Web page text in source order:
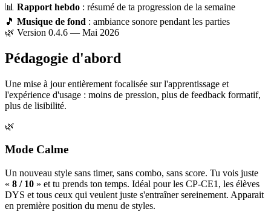
📊 Rapport hebdo : résumé de ta progression de la semaine
🎵 Musique de fond : ambiance sonore pendant les parties
🌿 Version 0.4.6 — Mai 2026
Pédagogie d'abord
Une mise à jour entièrement focalisée sur l'apprentissage et
l'expérience d'usage : moins de pression, plus de feedback formatif,
plus de lisibilité.
🌿
Mode Calme
Un nouveau style sans timer, sans combo, sans score. Tu vois juste
« 8 / 10 » et tu prends ton temps. Idéal pour les CP-CE1, les élèves
DYS et tous ceux qui veulent juste s'entraîner sereinement. Apparait
en première position du menu de styles.